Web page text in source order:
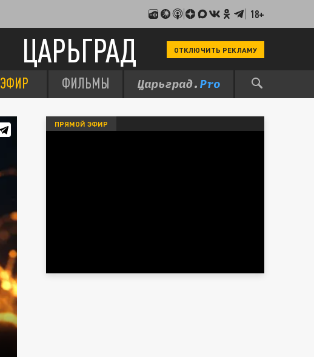
18+
ЦАРЬГРАД ОТКЛЮЧИТЬ РЕКЛАМУ
ЭФИР ФИЛЬМЫ
ПРЯМОЙ ЭФИР